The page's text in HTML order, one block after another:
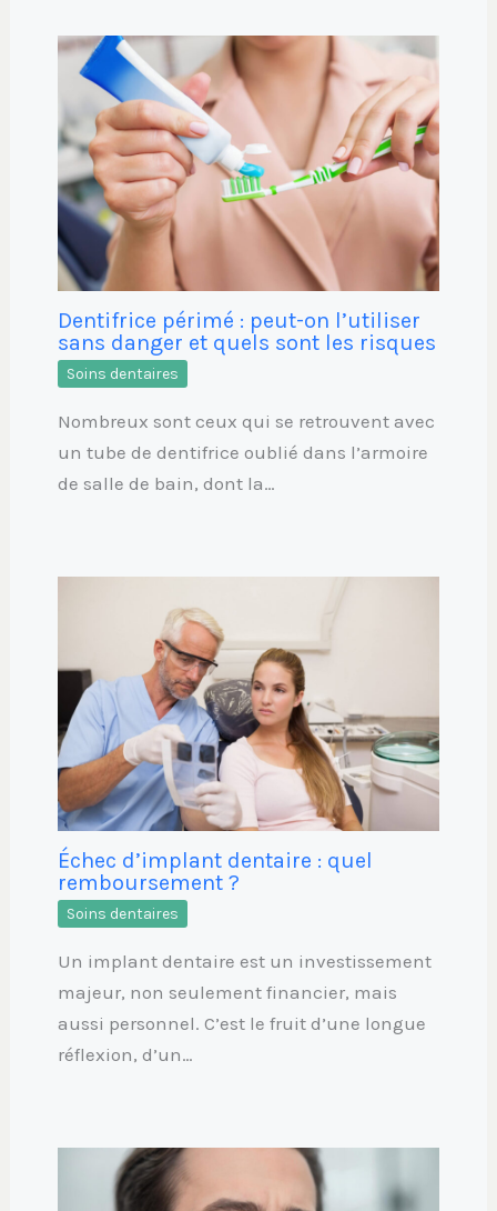
Dentifrice périmé : peut-on l’utiliser
sans danger et quels sont les risques
Soins dentaires
Nombreux sont ceux qui se retrouvent avec
un tube de dentifrice oublié dans l’armoire
de salle de bain, dont la…
Échec d’implant dentaire : quel
remboursement ?
Soins dentaires
Un implant dentaire est un investissement
majeur, non seulement financier, mais
aussi personnel. C’est le fruit d’une longue
réflexion, d’un…